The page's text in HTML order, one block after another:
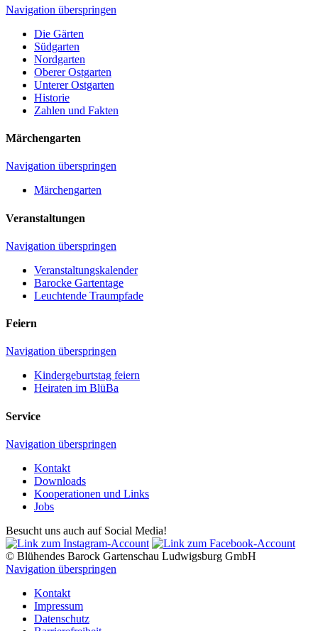
Navigation überspringen
Die Gärten
Südgarten
Nordgarten
Oberer Ostgarten
Unterer Ostgarten
Historie
Zahlen und Fakten
Märchengarten
Navigation überspringen
Märchengarten
Veranstaltungen
Navigation überspringen
Veranstaltungskalender
Barocke Gartentage
Leuchtende Traumpfade
Feiern
Navigation überspringen
Kindergeburtstag feiern
Heiraten im BlüBa
Service
Navigation überspringen
Kontakt
Downloads
Kooperationen und Links
Jobs
Besucht uns auch auf Social Media!
© Blühendes Barock Gartenschau Ludwigsburg GmbH
Navigation überspringen
Kontakt
Impressum
Datenschutz